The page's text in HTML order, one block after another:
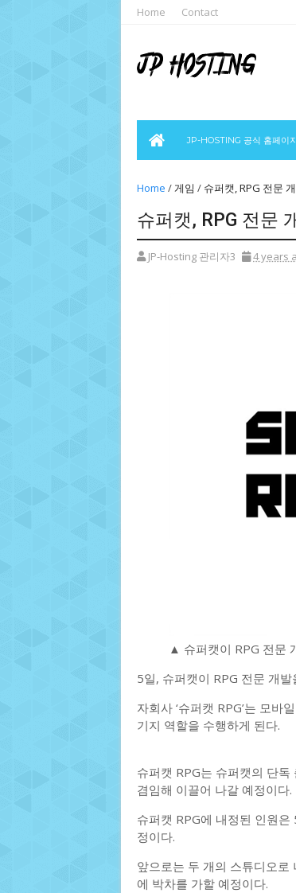
Home Contact
JP-HOSTING 공식 홈페이
Home /게임 / 슈퍼캣, RPG 전문
슈퍼캣, RPG 전문
JP-Hosting 관리자3 4 years
▲ 슈퍼캣이 RPG 전문
5일, 슈퍼캣이 RPG 전문 개발
자회사 ‘슈퍼캣 RPG’는 모바
기지 역할을 수행하게 된다.
슈퍼캣 RPG는 슈퍼캣의 단독
겸임해 이끌어 나갈 예정이다.
슈퍼캣 RPG에 내정된 인원
정이다.
앞으로는 두 개의 스튜디오로
에 박차를 가할 예정이다.